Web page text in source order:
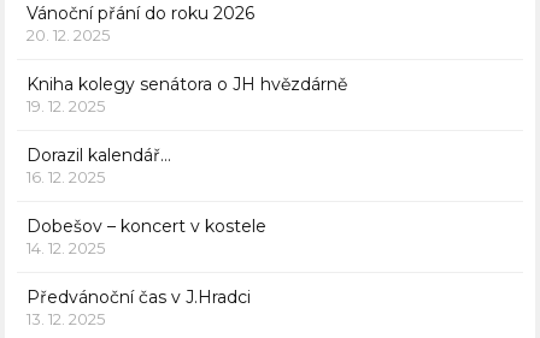
Vánoční přání do roku 2026
20. 12. 2025
Kniha kolegy senátora o JH hvězdárně
19. 12. 2025
Dorazil kalendář…
16. 12. 2025
Dobešov – koncert v kostele
14. 12. 2025
Předvánoční čas v J.Hradci
13. 12. 2025